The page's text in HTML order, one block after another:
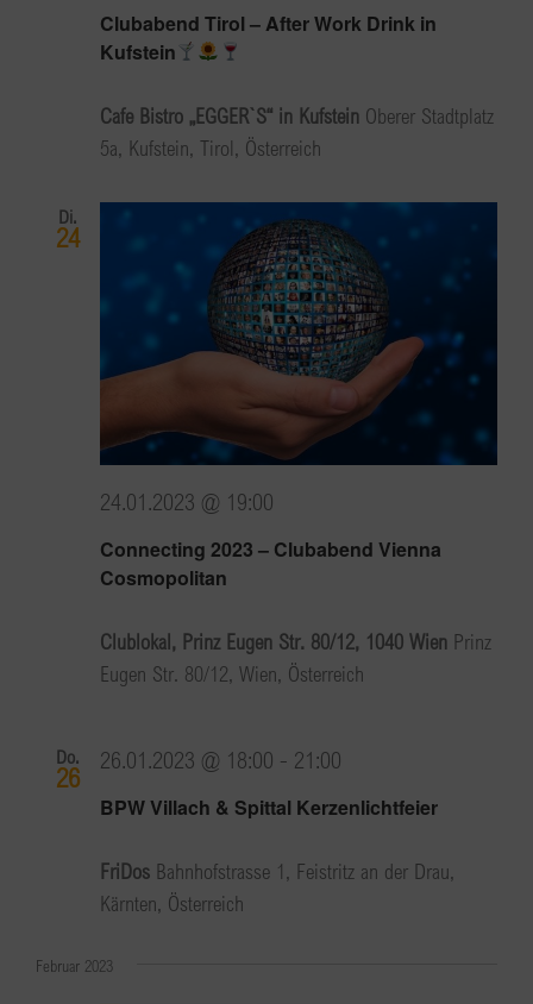
Clubabend Tirol – After Work Drink in
Kufstein
Cafe Bistro „EGGER`S“ in Kufstein Oberer Stadtplatz
5a, Kufstein, Tirol, Österreich
Di.
24
Connecting 2023 – Clubabend Vienna
Cosmopolitan
24.01.2023 @ 19:00
Clublokal, Prinz Eugen Str. 80/12, 1040 Wien Prinz
Eugen Str. 80/12, Wien, Österreich
Do.
26
BPW Villach & Spittal Kerzenlichtfeier
26.01.2023 @ 18:00 - 21:00
FriDos Bahnhofstrasse 1, Feistritz an der Drau,
Kärnten, Österreich
Februar 2023